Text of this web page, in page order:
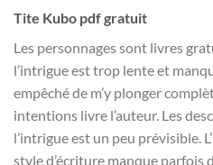
Tite Kubo pdf gratuit
Les personnages sont livres
l’intrigue est trop lente et
empêché de m’y plonger
intentions livre l’auteur. Les
l’intrigue est un peu prévisible.
style d’écriture manque parfois